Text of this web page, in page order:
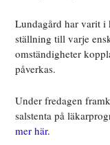
Lundagård har varit i
ställning till varje
omständigheter
påverkas.
Under fredagen
salstenta på
mer här.